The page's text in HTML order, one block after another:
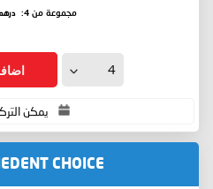
مجموعة من 4: درهم
يمكن
CHOICE